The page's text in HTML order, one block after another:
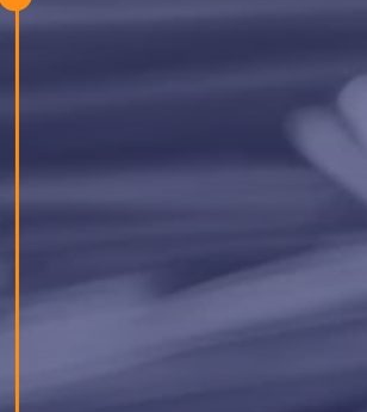
През 2018 г. екипът ни в
зеленчукова градина в
Нидерландия, която
продукция за местните
помогнаха да се подготви